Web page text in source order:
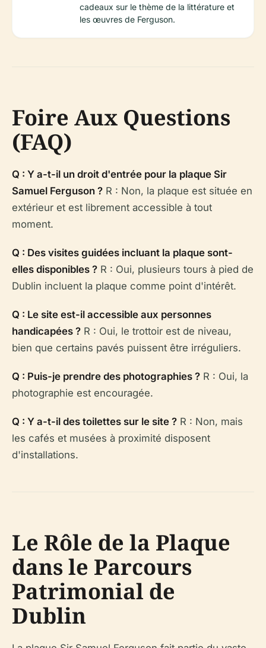
cadeaux sur le thème de la littérature et
les œuvres de Ferguson.
Foire Aux Questions
(FAQ)
Q : Y a-t-il un droit d'entrée pour la plaque Sir
Samuel Ferguson ? R : Non, la plaque est située en
extérieur et est librement accessible à tout
moment.
Q : Des visites guidées incluant la plaque sont-
elles disponibles ? R : Oui, plusieurs tours à pied de
Dublin incluent la plaque comme point d'intérêt.
Q : Le site est-il accessible aux personnes
handicapées ? R : Oui, le trottoir est de niveau,
bien que certains pavés puissent être irréguliers.
Q : Puis-je prendre des photographies ? R : Oui, la
photographie est encouragée.
Q : Y a-t-il des toilettes sur le site ? R : Non, mais
les cafés et musées à proximité disposent
d'installations.
Le Rôle de la Plaque
dans le Parcours
Patrimonial de
Dublin